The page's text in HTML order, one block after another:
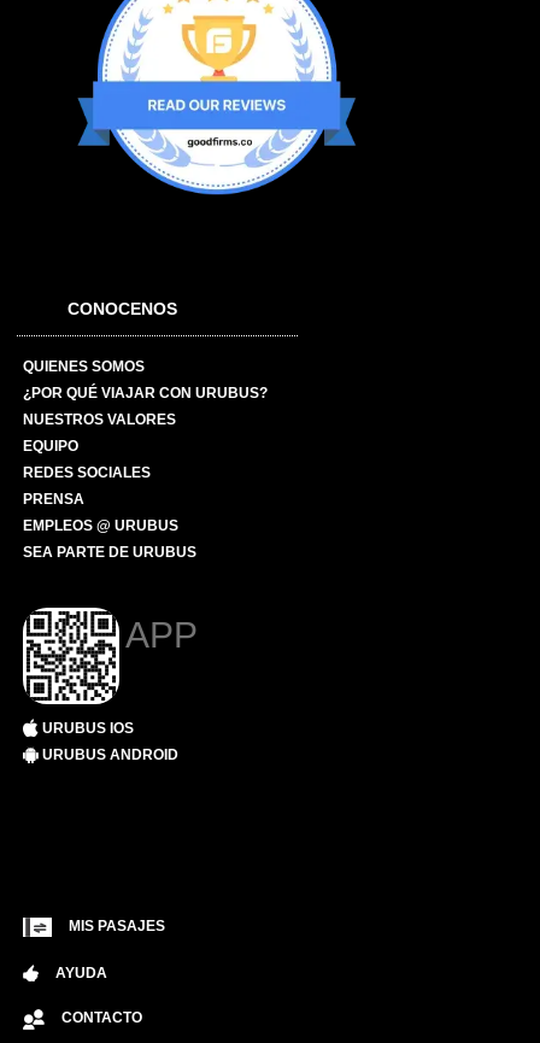
CONOCENOS
QUIENES SOMOS
¿POR QUÉ VIAJAR CON URUBUS?
NUESTROS VALORES
EQUIPO
REDES SOCIALES
PRENSA
EMPLEOS @ URUBUS
SEA PARTE DE URUBUS
APP
URUBUS IOS
URUBUS ANDROID
MIS PASAJES
AYUDA
CONTACTO